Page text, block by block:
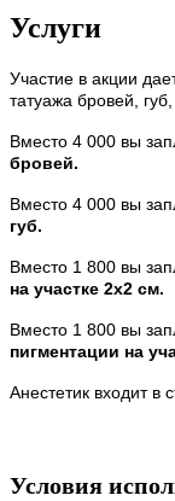
Услуги
Участие в акции
татуажа бровей,
Вместо 4 000 вы
бровей.
Вместо 4 000 вы
губ.
Вместо 1 800 вы
на участке 2х2 см.
Вместо 1 800 вы
пигментации на
Анестетик входит в
Условия